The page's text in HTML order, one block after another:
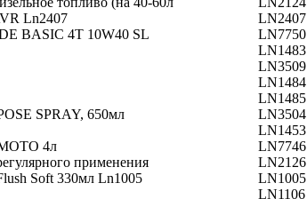
Ln2407
LN2407
BASIC 4T 10W40 SL
LN7750
LN1483
LN3509
LN1484
LN1485
SPRAY, 650мл
LN3504
LN1453
МОТО 4л
LN7746
применения
LN2126
Soft 330мл Ln1005
LN1005
LN1106